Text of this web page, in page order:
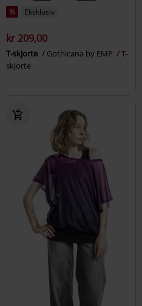
% Eksklusiv
kr 209,00
T-skjorte Gothicana by EMP
T-
skjorte